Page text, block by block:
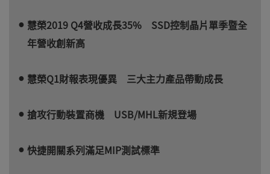
慧榮2019 Q4營收成長35% SSD控制晶片單季暨全
年營收創新高
慧榮Q1財報表現優異 三大主力產品帶動成長
搶攻行動裝置商機 USB/MHL新規登場
快捷開關系列滿足MIP測試標準